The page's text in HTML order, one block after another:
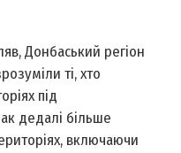
Донбаський регіон
ті, хто
під
дедалі більше
включаючи